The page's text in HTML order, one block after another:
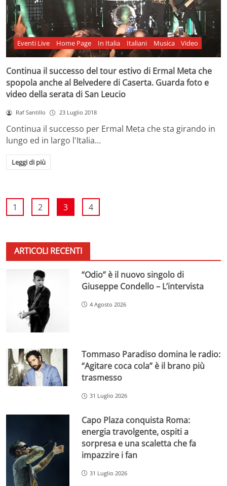
Eventi Live Home Page In Italia Italiani Musica Video
Continua il successo del tour estivo di Ermal Meta che
spopola anche al Belvedere di Caserta. Guarda foto e
video della serata di San Leucio
Raf Santillo 23 Luglio 2018
Continua il successo per Ermal Meta che sta girando in
lungo ed in largo l'Italia…
Leggi di più
1 2 3 4
ARTICOLI RECENTI
“Odio” è il nuovo singolo di
Giuseppe Condello – L’intervista
4 Agosto 2026
Tommaso Paradiso domina le radio:
“Agitare coca cola” è il brano più
trasmesso
31 Luglio 2026
Capo Plaza conquista Roma:
energia travolgente, ospiti a
sorpresa e una scaletta che fa
impazzire i fan
31 Luglio 2026